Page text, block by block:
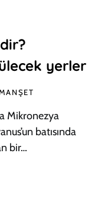
yerler
Mikronezya
batısında
bir…